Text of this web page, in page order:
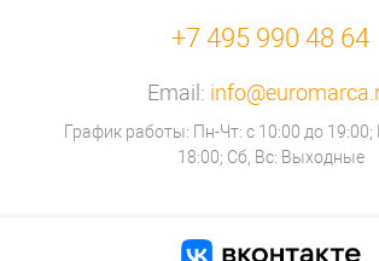
+7 495 990 48 64
Email:
График работы: Пн-Чт: с 10:00 до 19:00;
18:00; Сб, Вс: Выходные